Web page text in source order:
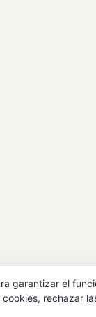
garantizar el
rechazar